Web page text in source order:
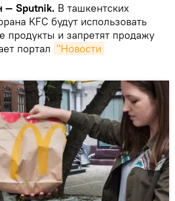
— Sputnik. В ташкентских
KFC будут использовать
продукты и запретят продажу
портал "Новости